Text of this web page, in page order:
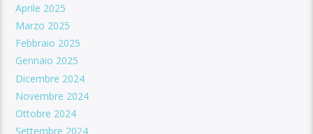
Aprile 2025
Marzo 2025
Febbraio 2025
Gennaio 2025
Dicembre 2024
Novembre 2024
Ottobre 2024
Settembre 2024